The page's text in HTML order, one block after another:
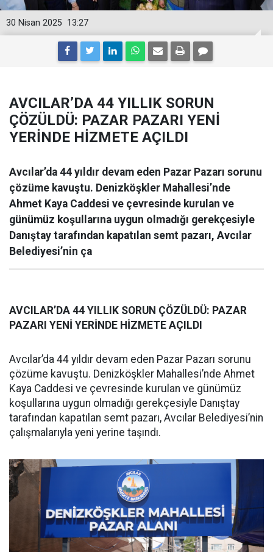
13:27
30 Nisan 2025
AVCILAR’DA 44 YILLIK SORUN
ÇÖZÜLDÜ: PAZAR PAZARI YENİ
YERİNDE HİZMETE AÇILDI
Avcılar’da 44 yıldır devam eden Pazar Pazarı sorunu
çözüme kavuştu. Denizköşkler Mahallesi’nde
Ahmet Kaya Caddesi ve çevresinde kurulan ve
günümüz koşullarına uygun olmadığı gerekçesiyle
Danıştay tarafından kapatılan semt pazarı, Avcılar
Belediyesi’nin ça
AVCILAR’DA 44 YILLIK SORUN ÇÖZÜLDÜ: PAZAR
PAZARI YENİ YERİNDE HİZMETE AÇILDI
Avcılar’da 44 yıldır devam eden Pazar Pazarı sorunu
çözüme kavuştu. Denizköşkler Mahallesi’nde Ahmet
Kaya Caddesi ve çevresinde kurulan ve günümüz
koşullarına uygun olmadığı gerekçesiyle Danıştay
tarafından kapatılan semt pazarı, Avcılar Belediyesi’nin
çalışmalarıyla yeni yerine taşındı.